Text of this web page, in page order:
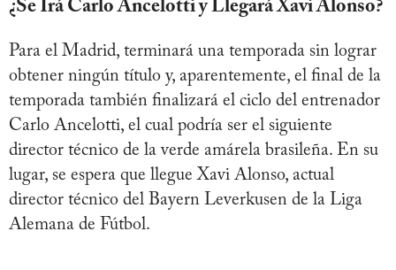
¿Se Irá Carlo Ancelotti y Llegará Xavi Alonso?
Para el Madrid, terminará una temporada sin lograr
obtener ningún título y, aparentemente, el final de la
temporada también finalizará el ciclo del entrenador
Carlo Ancelotti, el cual podría ser el siguiente
director técnico de la verde amárela brasileña. En su
lugar, se espera que llegue Xavi Alonso, actual
director técnico del Bayern Leverkusen de la Liga
Alemana de Fútbol.